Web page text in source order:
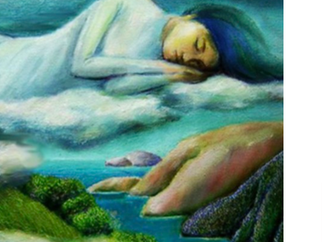
nhà
Bắc Biên - Giữ một ngôi
làng ven sông Hồng của Hà
Nội
TS. Trần Kim Hào